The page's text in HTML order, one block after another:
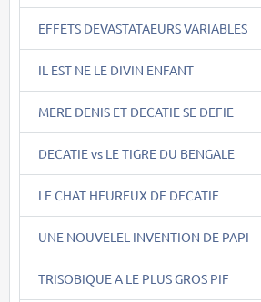
EFFETS DEVASTATAEURS VARIABLES
IL EST NE LE DIVIN ENFANT
MERE DENIS ET DECATIE SE DEFIE
DECATIE vs LE TIGRE DU BENGALE
LE CHAT HEUREUX DE DECATIE
UNE NOUVELEL INVENTION DE PAPI
TRISOBIQUE A LE PLUS GROS PIF